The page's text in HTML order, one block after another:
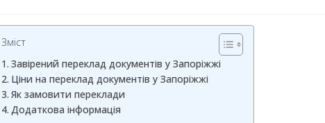
Зміст
Завірений переклад документів у Запоріжжі
Ціни на переклад документів у Запоріжжі
Як замовити переклади
Додаткова інформація